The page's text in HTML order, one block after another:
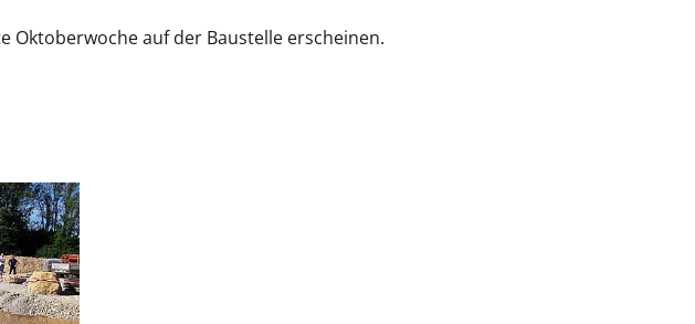
Oktoberwoche auf der Baustelle erscheinen.